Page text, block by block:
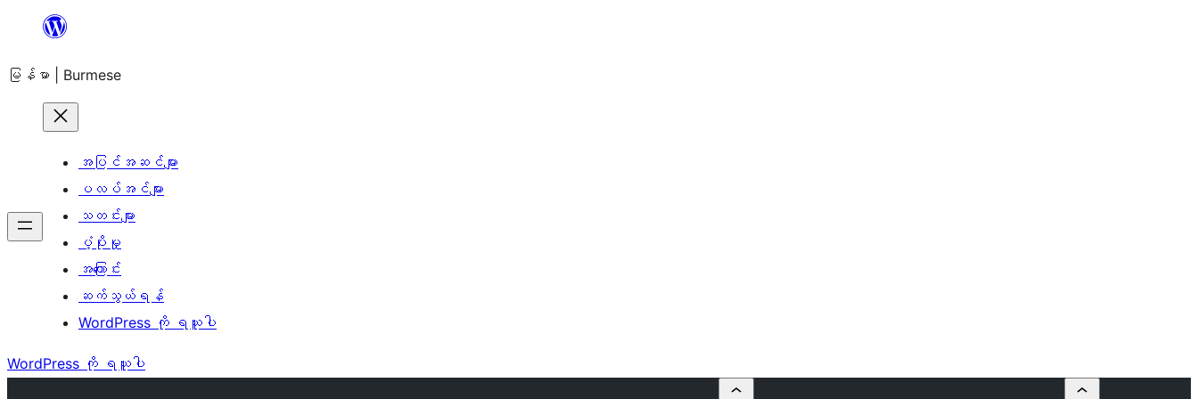
အကြောင်းအရာ
ကျော်သွား
မြန်မာ | Burmese
အပြင်အဆင်များ
ပလပ်အင်များ
သတင်းများ
ပံ့ပိုးမှု
အကြောင်း
ဆက်သွယ်ရန်
WordPress ကို ရယူပါ
WordPress ကို ရယူပါ